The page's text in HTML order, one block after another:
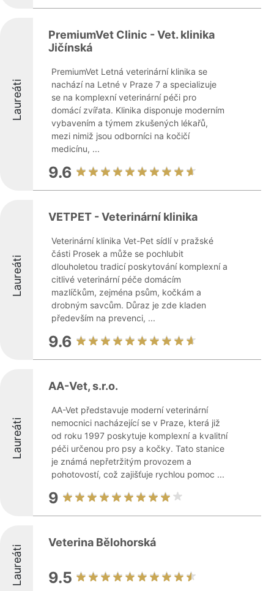
Laureáti
PremiumVet Clinic - Vet. klinika
Jičínská
PremiumVet Letná veterinární klinika se
nachází na Letné v Praze 7 a specializuje
se na komplexní veterinární péči pro
domácí zvířata. Klinika disponuje moderním
vybavením a týmem zkušených lékařů,
mezi nimiž jsou odborníci na kočičí
medicínu, ...
9.6
Laureáti
VETPET - Veterinární klinika
Veterinární klinika Vet-Pet sídlí v pražské
části Prosek a může se pochlubit
dlouholetou tradicí poskytování komplexní a
citlivé veterinární péče domácím
mazlíčkům, zejména psům, kočkám a
drobným savcům. Důraz je zde kladen
především na prevenci, ...
9.6
Laureáti
AA-Vet, s.r.o.
AA-Vet představuje moderní veterinární
nemocnici nacházející se v Praze, která již
od roku 1997 poskytuje komplexní a kvalitní
péči určenou pro psy a kočky. Tato stanice
je známá nepřetržitým provozem a
pohotovostí, což zajišťuje rychlou pomoc ...
9
Laureáti
Veterina Bělohorská
9.5